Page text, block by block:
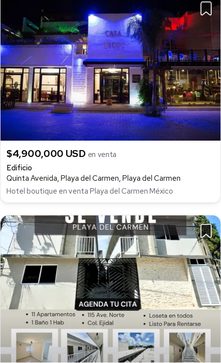
$4,900,000 USD en venta
Edificio
Quinta Avenida, Playa del Carmen, Playa del Carmen
Hotel boutique en venta Playa del Carmen México